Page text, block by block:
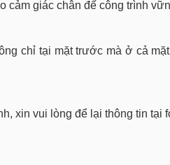
cảm giác chân đế công trình
chỉ tại mặt trước mà ở cả
xin vui lòng để lại thông tin